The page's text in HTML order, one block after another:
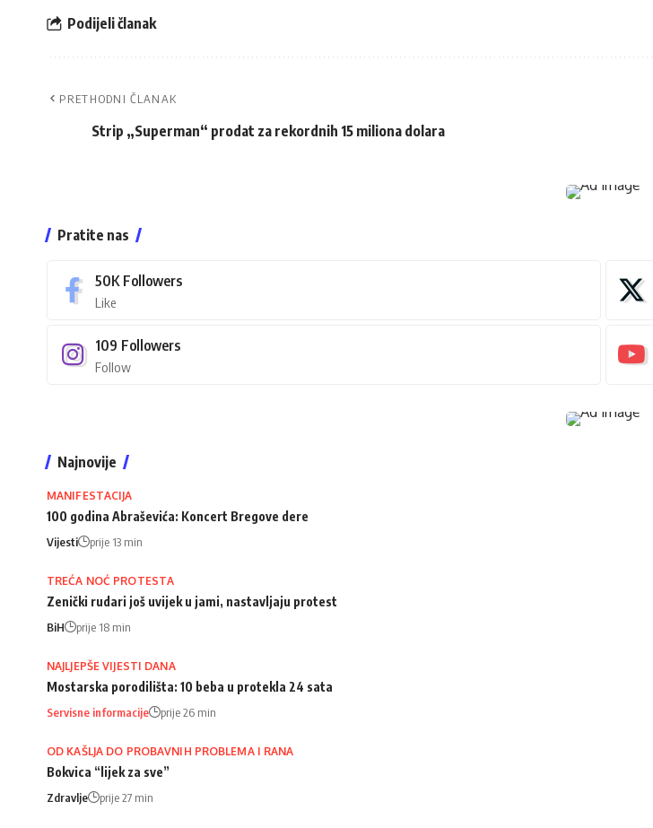
Podijeli članak
PRETHODNI ČLANAK
Strip „Superman“ prodat za rekordnih 15 miliona dolara
Pratite nas
50K Followers
Like
109 Followers
Follow
Najnovije
MANIFESTACIJA
100 godina Abraševića: Koncert Bregove dere
Vijesti prije 13 min
TREĆA NOĆ PROTESTA
Zenički rudari još uvijek u jami, nastavljaju protest
BiH prije 18 min
NAJLJEPŠE VIJESTI DANA
Mostarska porodilišta: 10 beba u protekla 24 sata
Servisne informacije prije 26 min
OD KAŠLJA DO PROBAVNIH PROBLEMA I RANA
Bokvica “lijek za sve”
Zdravlje prije 27 min